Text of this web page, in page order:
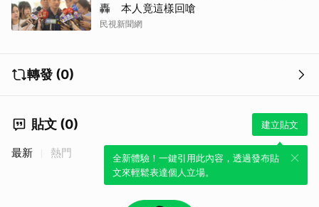
轟 本人竟這樣回嗆
民視新聞網
轉發 (0)
貼文 (0) 建立貼文
全新體驗！一鍵引用此內容，透過發布貼
文來輕鬆表達個人立場。
最新 熱門